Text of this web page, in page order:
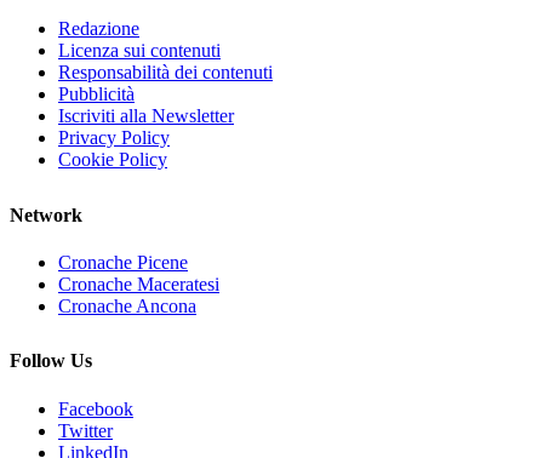
Redazione
Licenza sui contenuti
Responsabilità dei contenuti
Pubblicità
Iscriviti alla Newsletter
Privacy Policy
Cookie Policy
Network
Cronache Picene
Cronache Maceratesi
Cronache Ancona
Follow Us
Facebook
Twitter
LinkedIn